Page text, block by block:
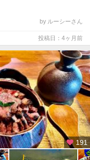
by ルーシーさん
投稿日：4ヶ月前
191